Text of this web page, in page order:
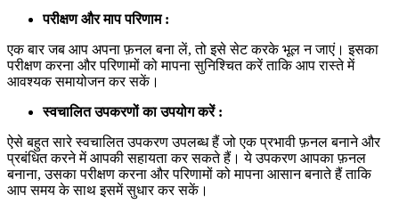
परीक्षण और माप परिणाम :
एक बार जब आप अपना फ़नल बना लें, तो इसे सेट करके भूल न जाएं। इसका
परीक्षण करना और परिणामों को मापना सुनिश्चित करें ताकि आप रास्ते में
आवश्यक समायोजन कर सकें।
स्वचालित उपकरणों का उपयोग करें :
ऐसे बहुत सारे स्वचालित उपकरण उपलब्ध हैं जो एक प्रभावी फ़नल बनाने और
प्रबंधित करने में आपकी सहायता कर सकते हैं। ये उपकरण आपका फ़नल
बनाना, उसका परीक्षण करना और परिणामों को मापना आसान बनाते हैं ताकि
आप समय के साथ इसमें सुधार कर सकें।